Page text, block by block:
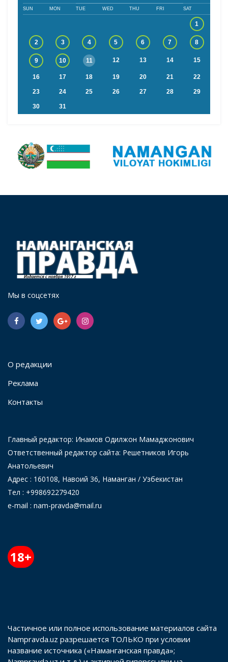
SUN MON TUE WED THU FRI SAT
1
2 3 4 5 6 7 8
9 10 11 12 13 14 15
16 17 18 19 20 21 22
23 24 25 26 27 28 29
30 31
Мы в соцсетях
О редакции
Реклама
Контакты
Главный редактор: Инамов Одилжон Мамаджонович
Ответственный редактор сайта: Решетников Игорь
Анатольевич
Адрес : 160108, Навоий 36, Наманган / Узбекистан
Тел : +998692279420
e-mail : nam-pravda@mail.ru
18+
Частичное или полное использование материалов сайта
Nampravda.uz разрешается ТОЛЬКО при условии
название источника («Наманганская правда»;